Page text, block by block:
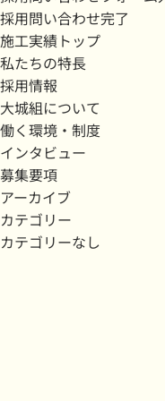
採用問い合わせ完了
施工実績トップ
私たちの特長
採用情報
大城組について
働く環境・制度
インタビュー
募集要項
アーカイブ
カテゴリー
カテゴリーなし